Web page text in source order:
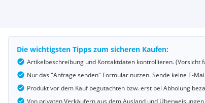
Die wichtigsten Tipps zum sicheren Kaufen:
Artikelbeschreibung und Kontaktdaten kontrollieren.
Nur das "Anfrage senden" Formular nutzen. Sende keine E-
Produkt vor dem Kauf begutachten bzw. erst bei Abholung
Von privaten Verkäufern aus dem Ausland und